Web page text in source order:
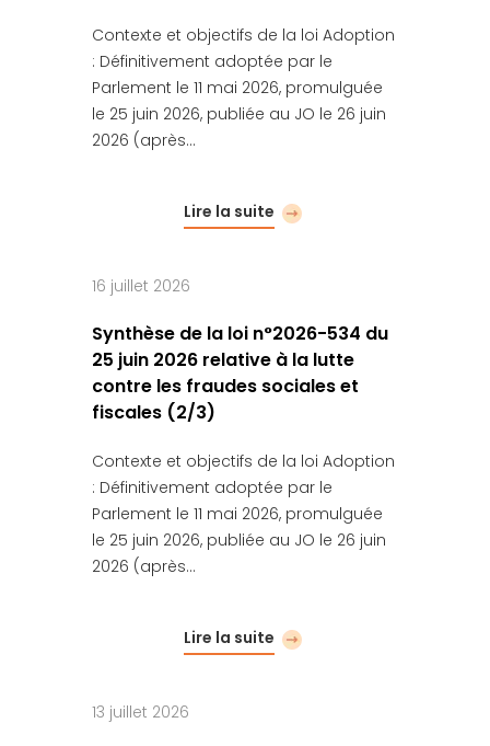
Contexte et objectifs de la loi Adoption
: Définitivement adoptée par le
Parlement le 11 mai 2026, promulguée
le 25 juin 2026, publiée au JO le 26 juin
2026 (après…
Lire la suite
16 juillet 2026
Synthèse de la loi n°2026-534 du
25 juin 2026 relative à la lutte
contre les fraudes sociales et
fiscales (2/3)
Contexte et objectifs de la loi Adoption
: Définitivement adoptée par le
Parlement le 11 mai 2026, promulguée
le 25 juin 2026, publiée au JO le 26 juin
2026 (après…
Lire la suite
13 juillet 2026